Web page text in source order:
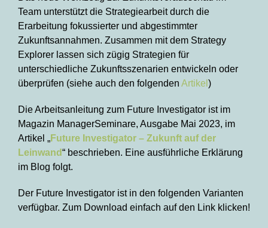
Team unterstützt die Strategiearbeit durch die
Erarbeitung fokussierter und abgestimmter
Zukunftsannahmen. Zusammen mit dem Strategy
Explorer lassen sich zügig Strategien für
unterschiedliche Zukunftsszenarien entwickeln oder
überprüfen (siehe auch den folgenden Artikel )
Die Arbeitsanleitung zum Future Investigator ist im
Magazin ManagerSeminare, Ausgabe Mai 2023, im
Artikel „Future Investigator – Zukunft auf der
Leinwand“ beschrieben. Eine ausführliche Erklärung
im Blog folgt.
Der Future Investigator ist in den folgenden Varianten
verfügbar. Zum Download einfach auf den Link klicken!